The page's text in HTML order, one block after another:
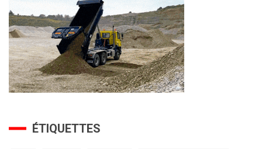
ÉTIQUETTES